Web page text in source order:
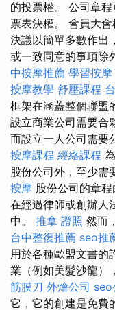
的投票權。 公司章
票表決權。 會員大會
決議以簡單多數作出
或一致同意的事項除
中按摩推薦 學習按摩
按摩教學 舒壓課程
框架在涵蓋整個聯盟
設立商業公司需要合
而設立一人公司需要
按摩課程 經絡課程
股份公司外，至少需
按摩 股份公司的章
在經過律師或創辦人
中。 推拿 證照 然而
台中整復推薦 seo推
用於各種歐盟文書的
業（例如美髮沙龍）
筋膜刀 外燴公司 seo
它，它的創建是免費